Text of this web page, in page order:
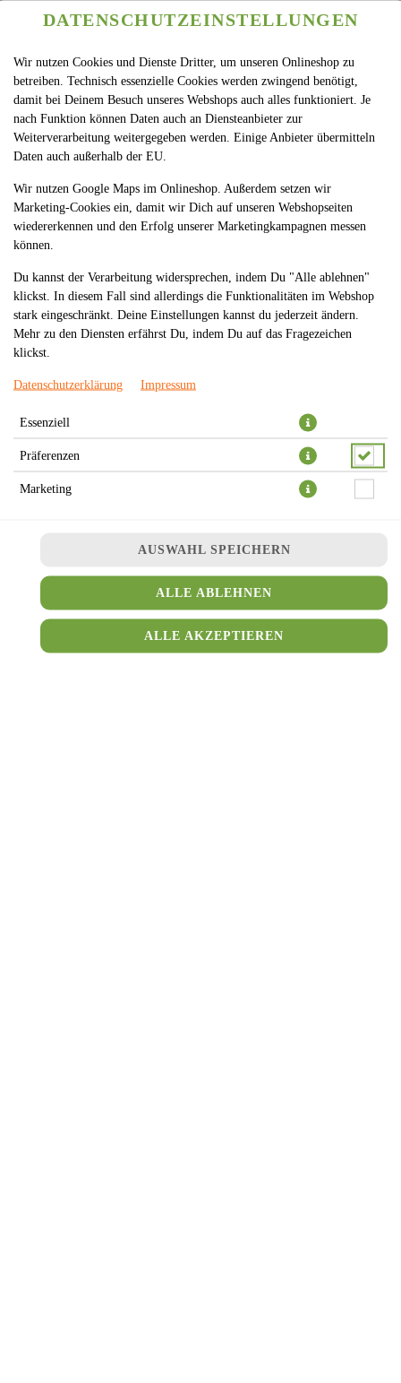
DE
SPRACHE ÄNDERN
DESSERTS
DATENSCHUTZEINSTELLUNGEN
Wir nutzen Cookies und Dienste Dritter, um unseren Onlineshop zu
betreiben. Technisch essenzielle Cookies werden zwingend benötigt,
damit bei Deinem Besuch unseres Webshops auch alles funktioniert. Je
nach Funktion können Daten auch an Diensteanbieter zur
Weiterverarbeitung weitergegeben werden. Einige Anbieter übermitteln
Daten auch außerhalb der EU.
Wir nutzen Google Maps im Onlineshop. Außerdem setzen wir
Marketing-Cookies ein, damit wir Dich auf unseren Webshopseiten
wiedererkennen und den Erfolg unserer Marketingkampagnen messen
können.
Du kannst der Verarbeitung widersprechen, indem Du "Alle ablehnen"
klickst. In diesem Fall sind allerdings die Funktionalitäten im Webshop
stark eingeschränkt. Deine Einstellungen kannst du jederzeit ändern.
Mehr zu den Diensten erfährst Du, indem Du auf das Fragezeichen
klickst.
Datenschutzerklärung Impressum
Essenziell
Präferenzen
Marketing
AUSWAHL SPEICHERN
ALLE ABLEHNEN
ALLE AKZEPTIEREN